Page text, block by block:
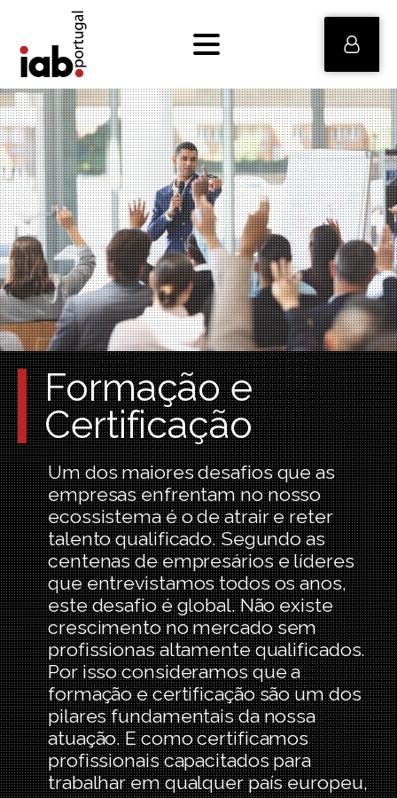
Formação e
Certificação
Um dos maiores desafios que as
empresas enfrentam no nosso
ecossistema é o de atrair e reter
talento qualificado. Segundo as
centenas de empresários e líderes
que entrevistamos todos os anos,
este desafio é global. Não existe
crescimento no mercado sem
profissionas altamente qualificados.
Por isso consideramos que a
formação e certificação são um dos
pilares fundamentais da nossa
atuação. E como certificamos
profissionais capacitados para
trabalhar em qualquer país europeu,